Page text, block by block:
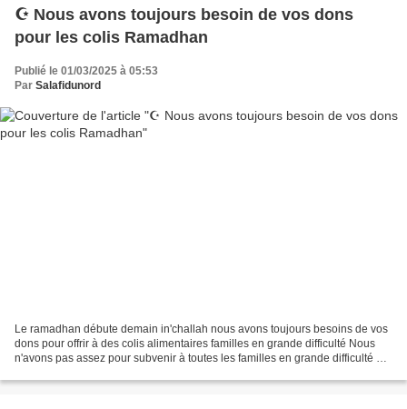
☪️ Nous avons toujours besoin de vos dons
pour les colis Ramadhan
Publié le 01/03/2025 à 05:53
Par Salafidunord
Le ramadhan débute demain in'challah nous avons toujours besoins de vos
dons pour offrir à des colis alimentaires familles en grande difficulté Nous
n'avons pas assez pour subvenir à toutes les familles en grande difficulté et